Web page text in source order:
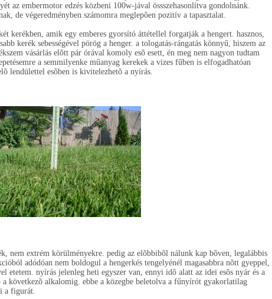
az embermotor edzés közbeni 100w-jával össszehasonlítva gondolnánk.
de végeredményben számomra meglepõen pozitív a tapasztalat.
kerékben, amik egy emberes gyorsító áttétellel forgatják a hengert. hasznos,
kerék sebességével pörög a henger. a tologatás-rángatás könnyű, hiszem az
vásárlás elõtt pár órával komoly esõ esett, én meg nem nagyon tudtam
a semmilyenke műanyag kerekek a vizes fűben is elfogadhatóan
lendülettel esõben is kivitelezhetõ a nyírás.
nem extrém körülményekre. pedig az elõbbibõl nálunk kap bõven, legalábbis
adódóan nem boldogul a hengerkés tengelyénél magasabbra nõtt gyeppel,
etetem. nyírás jelenleg heti egyszer van, ennyi idõ alatt az idei esõs nyár és a
következõ alkalomig. ebbe a közegbe beletolva a fűnyírót gyakorlatilag
a figurát.